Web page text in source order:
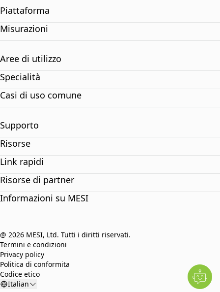
Piattaforma
Misurazioni
Aree di utilizzo
Specialità
Casi di uso comune
Supporto
Risorse
Link rapidi
Risorse di partner
Informazioni su MESI
@ 2026 MESI, Ltd. Tutti i diritti riservati.
Termini e condizioni
Privacy policy
Politica di conformita
Codice etico
Italian